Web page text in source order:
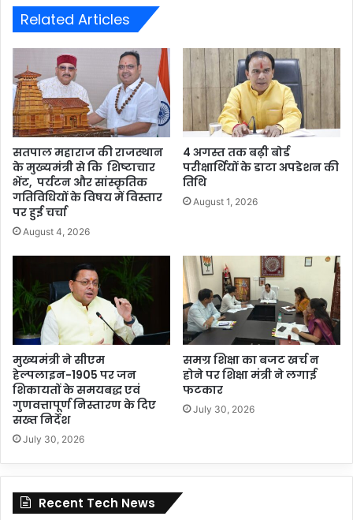
Related Articles
सतपाल महाराज की राजस्थान
के मुख्यमंत्री से कि शिष्टाचार
भेंट, पर्यटन और सांस्कृतिक
गतिविधियों के विषय में विस्तार
पर हुई चर्चा
August 4, 2026
4 अगस्त तक बढ़ी बोर्ड
परीक्षार्थियों के डाटा अपडेशन की
तिथि
August 1, 2026
मुख्यमंत्री ने सीएम
हेल्पलाइन-1905 पर जन
शिकायतों के समयबद्ध एवं
गुणवत्तापूर्ण निस्तारण के दिए
सख्त निर्देश
July 30, 2026
समग्र शिक्षा का बजट खर्च न
होने पर शिक्षा मंत्री ने लगाई
फटकार
July 30, 2026
Recent Tech News